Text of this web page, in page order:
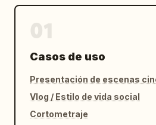
Casos de uso
Presentación de escenas
Vlog / Estilo de vida social
Cortometraje